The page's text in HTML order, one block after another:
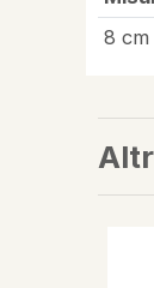
8